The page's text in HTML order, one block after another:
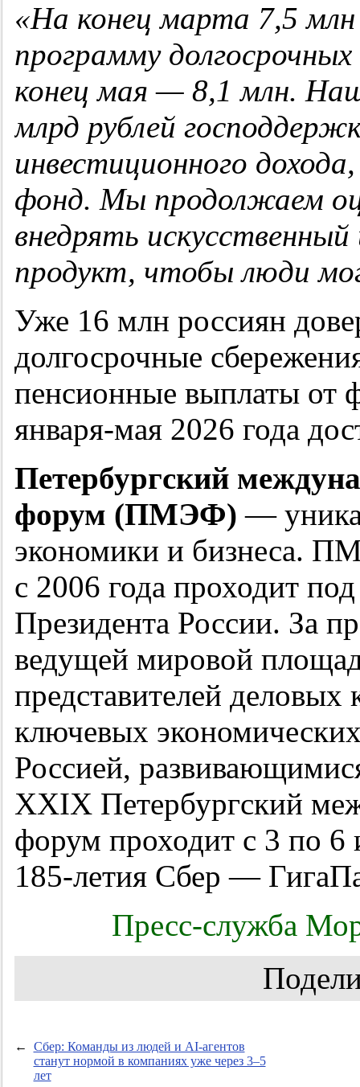
«На конец марта 7,5 млн
программу
конец мая — 8,1 млн.
млрд рублей
инвестиционного
фонд. Мы продолжаем
внедрять
продукт, чтобы люди
Уже 16 млн россиян
долгосрочные
пенсионные выплаты от
января-мая 2026 года
Петербургский
форум (ПМЭФ) —
экономики и бизнеса.
с 2006 года проходит
Президента России. За
ведущей мировой
представителей деловых
ключевых
Россией,
XXIX Петербургский
форум проходит с 3 по 6
185-летия Сбер —
Пресс-служба
←
Сбер: Команды из людей и AI-агентов
станут нормой в компаниях уже через 3–5
лет